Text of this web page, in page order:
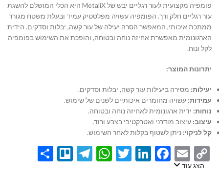
פומפיה מקצועית לעור רגליים יבש של MetaliX היא הכלי המושלם להשגת
עור רגליים חלק ורך. הפומפיה עשויה מפלסטיק עמיד ובעלת משטח מגורר
ממתכת איכותי, המאפשר הסרה יעילה של עור קשה, יבלות וסדקים. הידית
הארגונומית מאפשרת אחיזה נוחה ובטוחה, והופכת את השימוש בפומפיה
לקל ונוח.
יתרונות המוצר:
יעילות: מסירה ביעילות עור קשה, יבלות וסדקים.
עמידות: עשויה מחומרים איכותיים לשנים של שימוש.
נוחות: ידית ארגונומית לאחיזה נוחה ובטוחה.
עיצוב: עיצוב מודרני ואטרקטיבי בצבע ורוד.
קל לניקוי: ניתן לשטוף בקלות לאחר השימוש.
Copy
Link
Email
Facebook
LinkedIn
Twitter
WhatsApp
Telegram
Trello
הצג עוד